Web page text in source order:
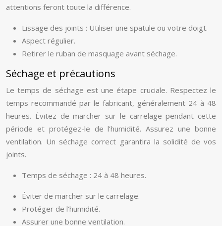
attentions feront toute la différence.
Lissage des joints : Utiliser une spatule ou votre doigt.
Aspect régulier.
Retirer le ruban de masquage avant séchage.
Séchage et précautions
Le temps de séchage est une étape cruciale. Respectez le
temps recommandé par le fabricant, généralement 24 à 48
heures. Évitez de marcher sur le carrelage pendant cette
période et protégez-le de l’humidité. Assurez une bonne
ventilation. Un séchage correct garantira la solidité de vos
joints.
Temps de séchage : 24 à 48 heures.
Éviter de marcher sur le carrelage.
Protéger de l’humidité.
Assurer une bonne ventilation.